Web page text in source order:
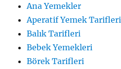
Ana Yemekler
Aperatif Yemek Tarifleri
Balık Tarifleri
Bebek Yemekleri
Börek Tarifleri